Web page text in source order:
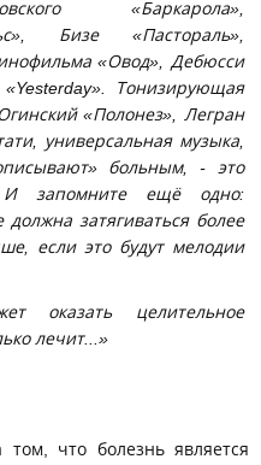
«Баркарола»,
Бизе «Пастораль»,
«Овод», Дебюсси
Тонизирующая
«Полонез», Легран
универсальная музыка,
больным, - это
И запомните ещё одно:
затягиваться более
если это будут мелодии
оказать целительное
лечит...»
том, что болезнь является